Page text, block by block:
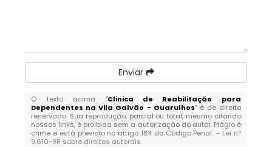
Enviar
O texto acima "Clinica de Reabilitação para
Dependentes na Vila Galvão - Guarulhos" é de direito
reservado. Sua reprodução, parcial ou total, mesmo citando
nossos links, é proibida sem a autorização do autor. Plágio é
crime e está previsto no artigo 184 do Código Penal. – Lei n°
9.610-98 sobre direitos autorais.